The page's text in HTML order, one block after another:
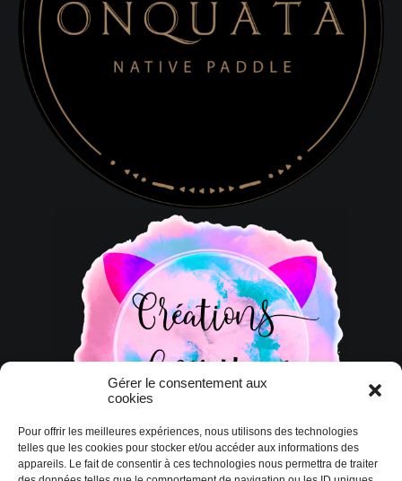
Gérer le consentement aux
cookies
Pour offrir les meilleures expériences, nous utilisons des technologies
telles que les cookies pour stocker et/ou accéder aux informations des
appareils. Le fait de consentir à ces technologies nous permettra de traiter